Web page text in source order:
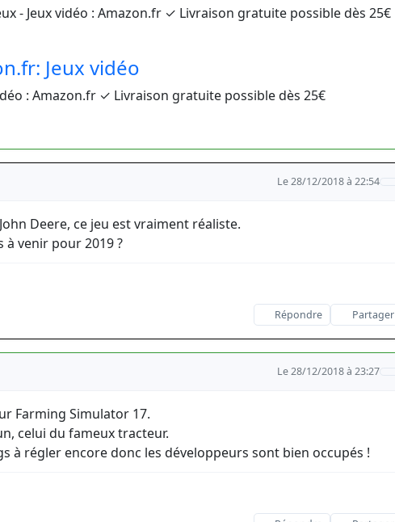
- Jeux vidéo : Amazon.fr ✓ Livraison gratuite possible dès 25€
Jeux vidéo
: Amazon.fr ✓ Livraison gratuite possible dès 25€
Le 28/12/2018 à 22:54
Deere, ce jeu est vraiment réaliste.
à venir pour 2019 ?
Répondre Partager
Le 28/12/2018 à 23:27
Farming Simulator 17.
celui du fameux tracteur.
à régler encore donc les développeurs sont bien occupés !